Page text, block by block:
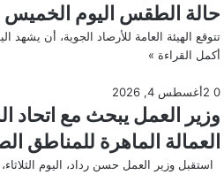
حالة الطقس اليوم الخميس فى
تتوقع الهيئة العامة للأرصاد الجوية، أن يشهد اليوم الخميس 6 أغسطس 2026، طقس مائل للحرارة
أكمل القراءة »
أغسطس 4, 2026 0
2
وزير العمل يبحث مع اتحاد
العمالة الماهرة للمناطق
استقبل وزير العمل حسن رداد، اليوم